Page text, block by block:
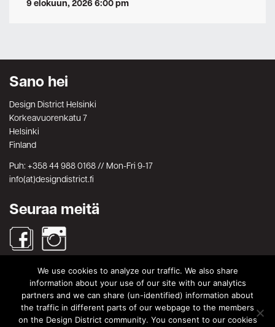
9 elokuun, 2026 6:00 pm
Sano hei
Design District Helsinki
Korkeavuorenkatu 7
Helsinki
Finland
Puh: +358 44 988 0168 // Mon-Fri 9-17
info(at)designdistrict.fi
Seuraa meitä
Haku
Search
for:
Search
We use cookies to analyze our traffic. We also share
information about your use of our site with our analytics
partners and we can share (un-identified) information about
the traffic in different parts of our webpage to the members
on the Design District community. You consent to our cookies